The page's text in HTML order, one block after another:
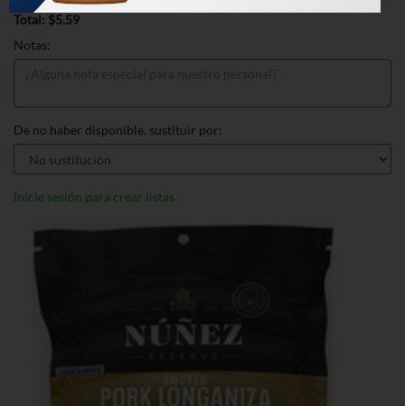
Total: $5.59
Notas:
De no haber disponible, sustituir por:
Inicie sesión para crear listas